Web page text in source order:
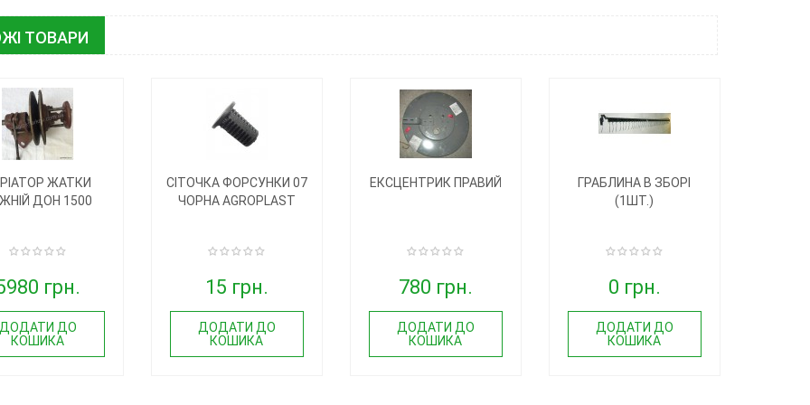
ТОВАРИ
ЖАТКИ
ДОН 1500
грн.
ДОДАТИ ДО
КОШИКА
СІТОЧКА ФОРСУНКИ 07
ЧОРНА AGROPLAST
15 грн.
ДОДАТИ ДО
КОШИКА
ЕКСЦЕНТРИК ПРАВИЙ
780 грн.
ДОДАТИ ДО
КОШИКА
ГРАБЛИНА В ЗБОРІ
(1ШТ.)
0 грн.
ДОДАТИ ДО
КОШИКА